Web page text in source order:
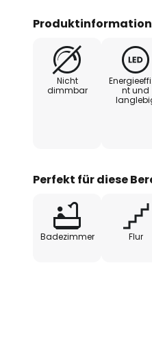
Nicht
dimmbar
nt und
Perfekt für diese
Badezimmer Flur